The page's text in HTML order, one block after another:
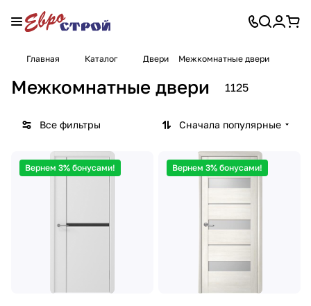
Главная Каталог Двери Межкомнатные двери
Межкомнатные двери 1125
Все фильтры Сначала популярные
Вернем 3% бонусами! Вернем 3% бонусами!